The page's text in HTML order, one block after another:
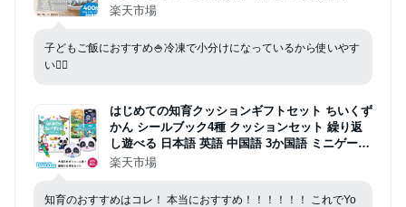
乳食 一人暮らし 使い切り たんぱく質 美肌 介護
楽天市場
子どもご飯におすすめ🍚冷凍で小分けになっているから使いやす
い︎︎👍🏻︎︎
はじめての知育クッションギフトセット ちいくず
かん シールブック4種 クッションセット 繰り返
し遊べる 日本語 英語 中国語 3か国語 ミニゲーム
機能 音楽再生機能
楽天市場
知育のおすすめはコレ！ 本当におすすめ！！！！！！ これでYo